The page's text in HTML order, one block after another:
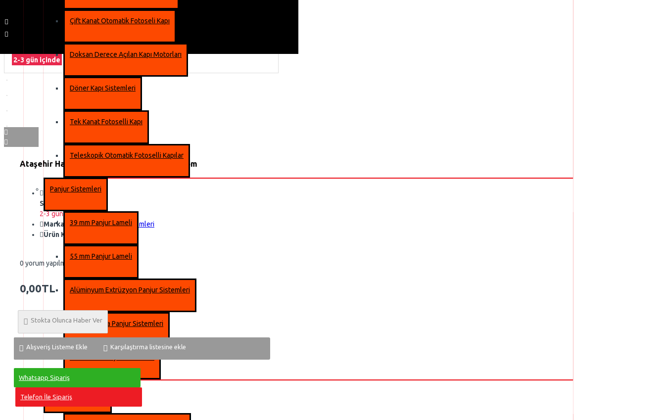
Çift Kanat Otomatik Fotoseli Kapı
Doksan Derece Açılan Kapı Motorları
Döner Kapı Sistemleri
Tek Kanat Fotoselli Kapı
Teleskopik Otomatik Fotoselli Kapılar
Panjur Sistemleri
39 mm Panjur Lameli
55 mm Panjur Lameli
Alüminyum Extrüzyon Panjur Sistemleri
Dıştan Takma Panjur Sistemleri
2-3 gün içinde
Ataşehir Hangar Kapısı - Fiyatı | acfpanjur.com
Stok Durumu:
2-3 gün içinde
Marka:
Acf Otomatik Kapı Sistemleri
Ürün Kodu::
0 yorum yapılmış.
0,00TL
Stokta Olunca Haber Ver
Alışveriş Listeme Ekle Karşılaştırma listesine ekle
Whatsapp Sipariş
Telefon İle Sipariş